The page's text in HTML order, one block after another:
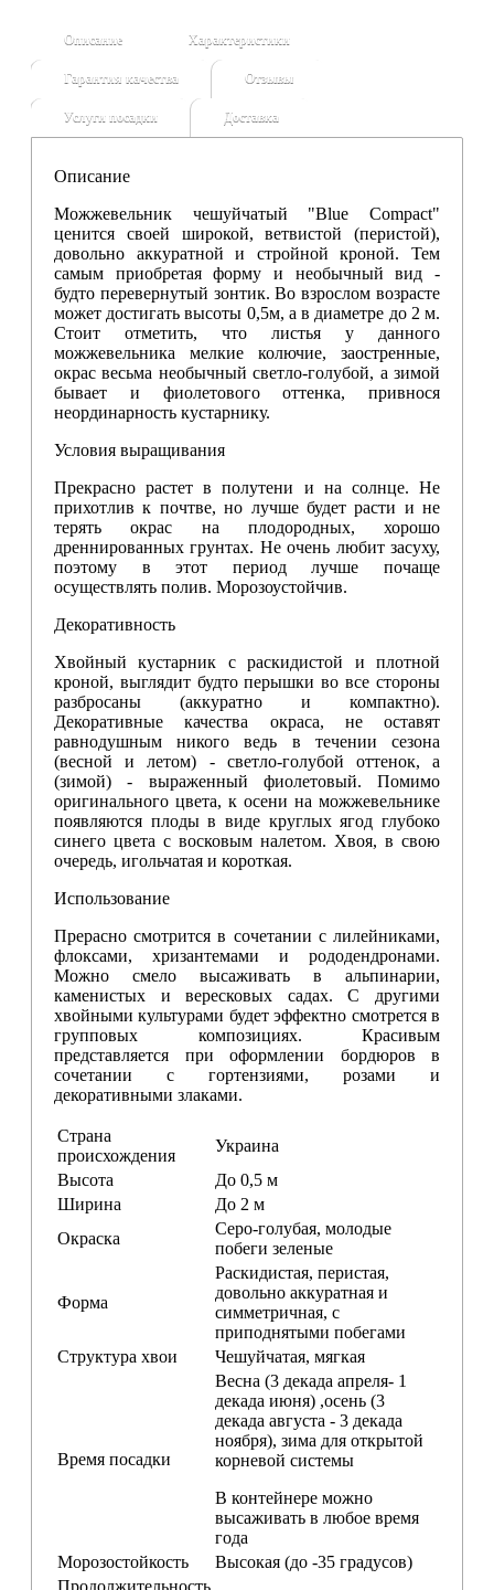
Описание Характеристики
Гарантия качества Отзывы
Услуги посадки Доставка
Описание
Можжевельник чешуйчатый "Blue Compact"
ценится своей широкой, ветвистой (перистой),
довольно аккуратной и стройной кроной. Тем
самым приобретая форму и необычный вид -
будто перевернутый зонтик. Во взрослом возрасте
может достигать высоты 0,5м, а в диаметре до 2 м.
Стоит отметить, что листья у данного
можжевельника мелкие колючие, заостренные,
окрас весьма необычный светло-голубой, а зимой
бывает и фиолетового оттенка, привнося
неординарность кустарнику.
Условия выращивания
Прекрасно растет в полутени и на солнце. Не
прихотлив к почтве, но лучше будет расти и не
терять окрас на плодородных, хорошо
дреннированных грунтах. Не очень любит засуху,
поэтому в этот период лучше почаще
осуществлять полив. Морозоустойчив.
Декоративность
Хвойный кустарник с раскидистой и плотной
кроной, выглядит будто перышки во все стороны
разбросаны (аккуратно и компактно).
Декоративные качества окраса, не оставят
равнодушным никого ведь в течении сезона
(весной и летом) - светло-голубой оттенок, а
(зимой) - выраженный фиолетовый. Помимо
оригинального цвета, к осени на можжевельнике
появляются плоды в виде круглых ягод глубоко
синего цвета с восковым налетом. Хвоя, в свою
очередь, игольчатая и короткая.
Использование
Прерасно смотрится в сочетании с лилейниками,
флоксами, хризантемами и рододендронами.
Можно смело высаживать в альпинарии,
каменистых и вересковых садах. С другими
хвойными культурами будет эффектно смотрется в
групповых композициях. Красивым
представляется при оформлении бордюров в
сочетании с гортензиями, розами и
декоративными злаками.
Страна
происхождения
Украина
Высота
До 0,5 м
Ширина
До 2 м
Окраска
Серо-голубая, молодые
побеги зеленые
Форма
Раскидистая, перистая,
довольно аккуратная и
симметричная, с
приподнятыми побегами
Структура хвои
Чешуйчатая, мягкая
Время посадки
Весна (3 декада апреля- 1
декада июня) ,осень (3
декада августа - 3 декада
ноября), зима для открытой
корневой системы
В контейнере можно
высаживать в любое время
года
Морозостойкость
Высокая (до -35 градусов)
Продолжительность